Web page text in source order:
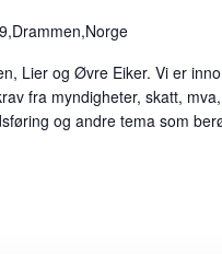
Lier og Øvre Eiker. Vi er
fra myndigheter, skatt,
og andre tema som